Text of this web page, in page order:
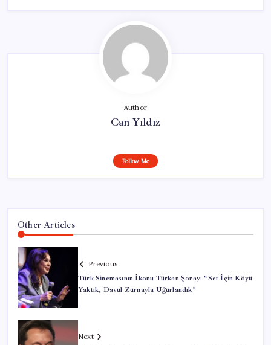
Author
Can Yıldız
Follow Me
Other Articles
Previous
Türk Sinemasının İkonu Türkan Şoray: “Set İçin Köyü
Yaktık, Davul Zurnayla Uğurlandık”
Next